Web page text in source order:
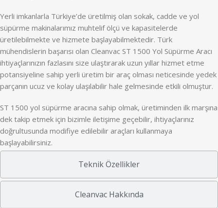
Teknik Özellikler
Cleanvac Hakkında
Yerli imkanlarla Türkiye’de üretilmiş olan sokak, cadde ve yol
süpürme makinalarımız muhtelif ölçü ve kapasitelerde
üretilebilmekte ve hizmete başlayabilmektedir. Türk
mühendislerin başarısı olan Cleanvac ST 1500 Yol Süpürme Aracı
ihtiyaçlarınızın fazlasını size ulaştırarak uzun yıllar hizmet etme
potansiyeline sahip yerli üretim bir araç olması neticesinde yedek
parçanın ucuz ve kolay ulaşılabilir hale gelmesinde etkili olmuştur.
ST 1500 yol süpürme aracına sahip olmak, üretiminden ilk marşına
dek takip etmek için bizimle iletişime geçebilir, ihtiyaçlarınız
doğrultusunda modifiye edilebilir araçları kullanmaya
başlayabilirsiniz.